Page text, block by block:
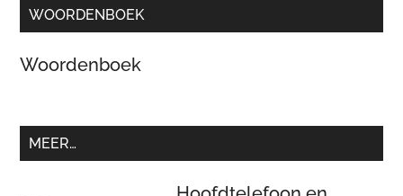
WOORDENBOEK
Woordenboek
MEER…